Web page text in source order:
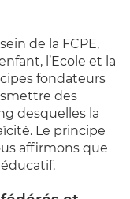
de la FCPE,
l’Ecole et la
fondateurs
des
desquelles la
Le principe
affirmons que